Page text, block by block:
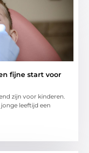
fijne start voor
zijn voor kinderen.
leeftijd een